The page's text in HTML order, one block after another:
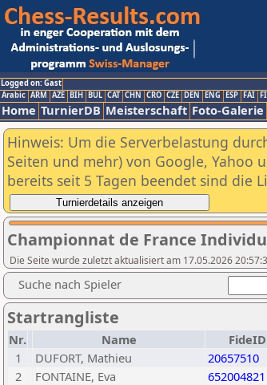
Logged on: Gast
Arabic ARM AZE BIH BUL CAT CHN CRO CZE DEN ENG ESP FAI
Home TurnierDB Meisterschaft Foto-Galerie
Hinweis: Um die Serverbelastung
Seiten und mehr) von Google, Yahoo
bereits seit 5 Tagen beendet sind die
Championnat de France
Die Seite wurde zuletzt aktualisiert am 17.05.2026
Suche nach Spieler
Startrangliste
Nr. Name FideID
1
DUFORT, Mathieu 20657510
2
FONTAINE, Eva 652004821